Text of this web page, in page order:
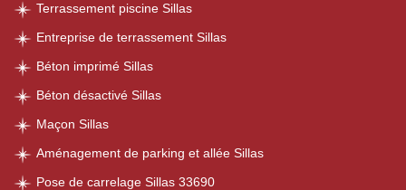
Terrassement piscine Sillas
Entreprise de terrassement Sillas
Béton imprimé Sillas
Béton désactivé Sillas
Maçon Sillas
Aménagement de parking et allée Sillas
Pose de carrelage Sillas 33690